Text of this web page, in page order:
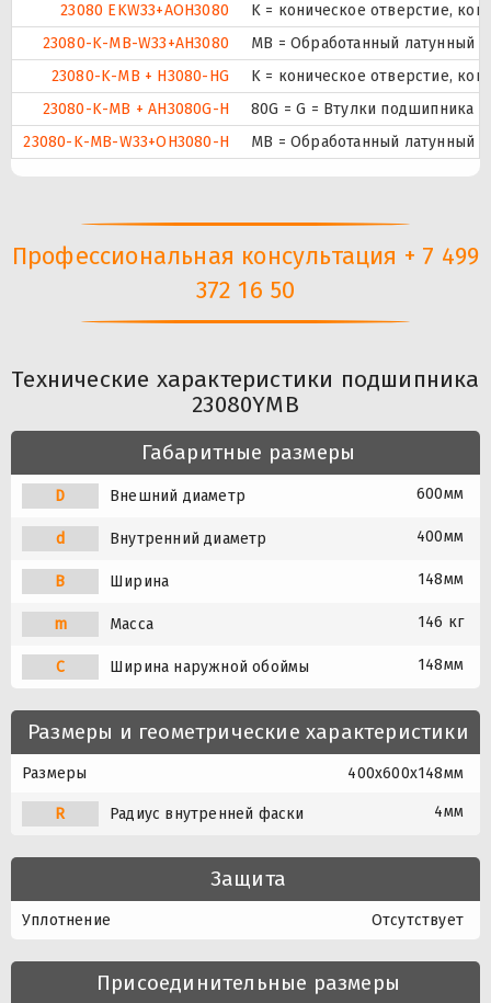
23080 EKW33+AOH3080
K = коническое отверстие,
23080-K-MB-W33+AH3080
MB = Обработанный латунный
23080-K-MB + H3080-HG
K = коническое отверстие,
23080-K-MB + AH3080G-H
80G = G = Втулки подшипника
23080-K-MB-W33+OH3080-H
MB = Обработанный латунный
Профессиональная консультация + 7 499
372 16 50
Технические характеристики подшипника
23080YMB
Габаритные размеры
D Внешний диаметр 600мм
d Внутренний диаметр 400мм
B Ширина 148мм
m Масса 146 кг
C Ширина наружной обоймы 148мм
Размеры и геометрические характеристики
Размеры 400x600x148мм
R Радиус внутренней фаски 4мм
Защита
Уплотнение Отсутствует
Присоединительные размеры